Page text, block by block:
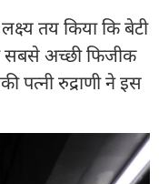
तय किया कि बेटी
सबसे अच्छी फिजीक
पत्नी रुद्राणी ने इस